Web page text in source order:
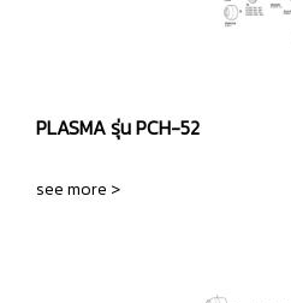
PLASMA รุ่น PCH-52
see more >